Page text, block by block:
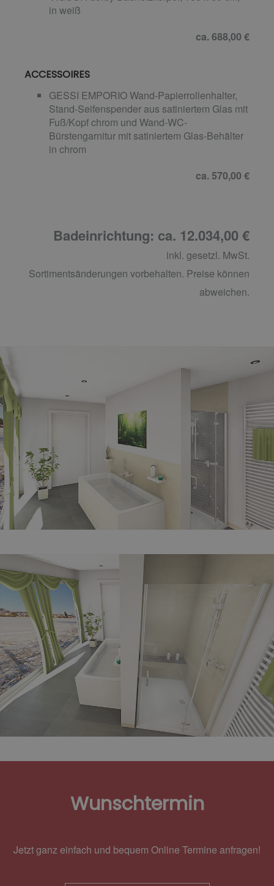
in weiß
ca. 688,00 €
ACCESSOIRES
GESSI EMPORIO Wand-Papierrollenhalter,
Stand-Seifenspender aus satiniertem Glas mit
Fuß/Kopf chrom und Wand-WC-
Bürstengarnitur mit satiniertem Glas-Behälter
in chrom
ca. 570,00 €
Badeinrichtung: ca. 12.034,00 €
inkl. gesetzl. MwSt.
Sortimentsänderungen vorbehalten. Preise können
abweichen.
Wunschtermin
Jetzt ganz einfach und bequem Online Termine anfragen!